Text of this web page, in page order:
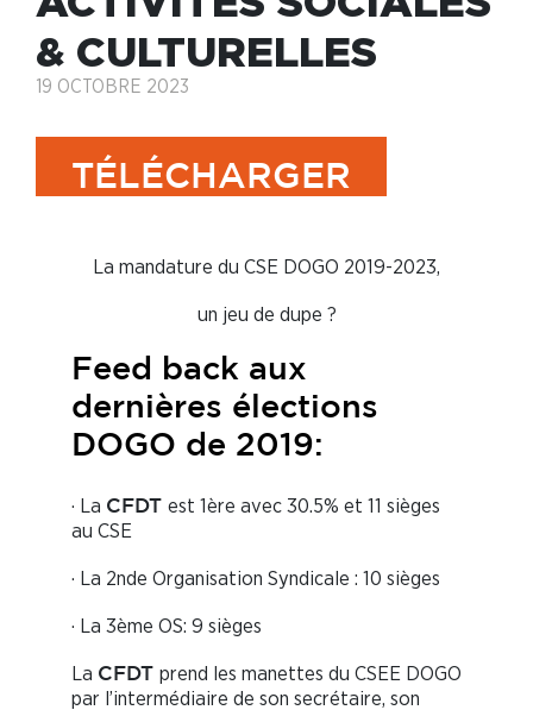
& CULTURELLES
19 OCTOBRE 2023
TÉLÉCHARGER
La mandature du CSE DOGO 2019-2023,
un jeu de dupe ?
Feed back aux
dernières élections
DOGO de 2019:
· La CFDT est 1ère avec 30.5% et 11 sièges
au CSE
· La 2nde Organisation Syndicale : 10 sièges
· La 3ème OS: 9 sièges
La CFDT
prend les manettes du CSEE DOGO
par l’intermédiaire de son secrétaire, son